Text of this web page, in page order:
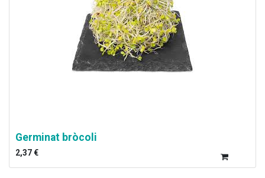
Germinat bròcoli
2,37€